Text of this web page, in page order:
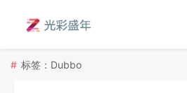
标签：Dubbo